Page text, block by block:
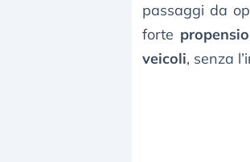
passaggi da
forte
veicoli, senza